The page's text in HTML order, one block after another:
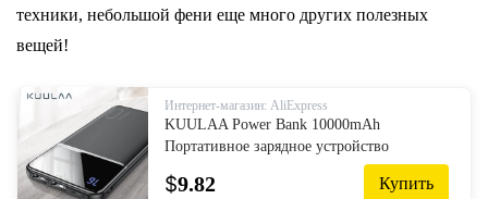
техники, небольшой фени еще много других полезных
вещей!
Интернет-магазин: AliExpress
KUULAA Power Bank 10000mAh
Портативное зарядное устройство
Poverbank 10000 мАч Dual USB
сверхтонкое зарядное устройство для
$9.82 Купить